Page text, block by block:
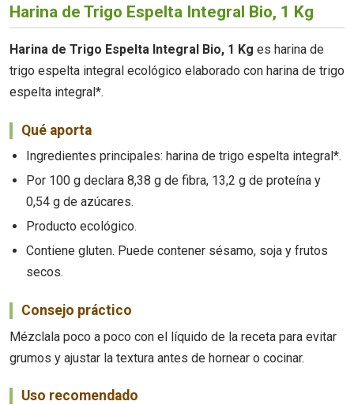
Harina de Trigo Espelta Integral Bio, 1 Kg
Harina de Trigo Espelta Integral Bio, 1 Kg es harina de
trigo espelta integral ecológico elaborado con harina de trigo
espelta integral*.
Qué aporta
Ingredientes principales: harina de trigo espelta integral*.
Por 100 g declara 8,38 g de fibra, 13,2 g de proteína y
0,54 g de azúcares.
Producto ecológico.
Contiene gluten. Puede contener sésamo, soja y frutos
secos.
Consejo práctico
Mézclala poco a poco con el líquido de la receta para evitar
grumos y ajustar la textura antes de hornear o cocinar.
Uso recomendado